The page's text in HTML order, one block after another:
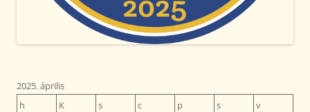
2025. április
h
K s c p s
v